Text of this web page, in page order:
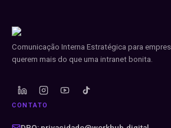
Comunicação Interna Estratégica para
querem mais do que uma intranet bonita.
CONTATO